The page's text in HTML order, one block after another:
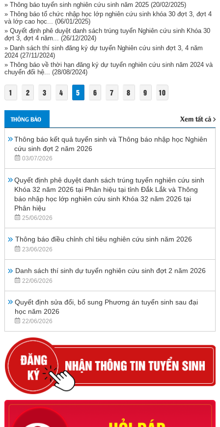
» Thông báo tuyển sinh nghiên cứu sinh năm 2025(20/02/2025)
» Thông báo tổ chức nhập học lớp nghiên cứu sinh khóa 30 đợt 3, đợt 4
và lớp cao học... (06/01/2025)
» Quyết định phê duyệt danh sách trúng tuyển Nghiên cứu sinh Khóa 30
đợt 3, đợt 4 năm... (26/12/2024)
» Danh sách thí sinh đăng ký dự tuyển Nghiên cứu sinh đợt 3, 4 năm
2024(27/11/2024)
» Thông báo về thời hạn đăng ký dự tuyển nghiên cứu sinh năm 2024 và
chuyển đổi hệ... (28/08/2024)
1 2 3 4 5 6 7 8 9 10
THÔNG BÁO Xem tất cả
Thông báo kết quả tuyển sinh và Thông báo nhập học Nghiên
cứu sinh đợt 2 năm 2026
03/07/2026
Quyết định phê duyệt danh sách trúng tuyển nghiên cứu sinh
Khóa 32 năm 2026 tại Phân hiệu tại tỉnh Đắk Lắk và Thông
báo nhập học lớp nghiên cứu sinh Khóa 32 năm 2026 tại
Phân hiệu
25/06/2026
Thông báo điều chỉnh chỉ tiêu nghiên cứu sinh năm 2026
23/06/2026
Danh sách thí sinh dự tuyển nghiên cứu sinh đợt 2 năm 2026
22/06/2026
Quyết định sửa đổi, bổ sung Phương án tuyển sinh sau đại
học năm 2026
22/06/2026